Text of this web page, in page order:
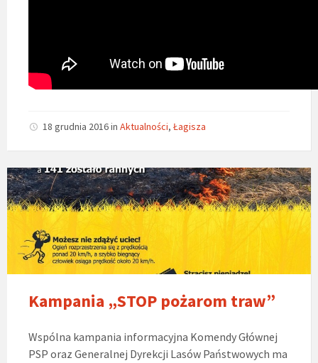
18 grudnia 2016in Aktualności, Łagisza
Kampania „STOP pożarom traw”
Wspólna kampania informacyjna Komendy Głównej
PSP oraz Generalnej Dyrekcji Lasów Państwowych ma